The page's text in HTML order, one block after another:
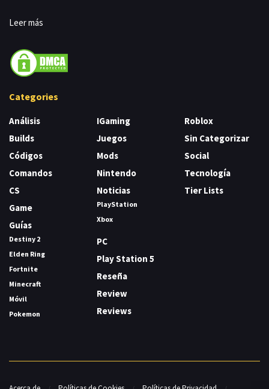
Leer más
Categories
Análisis
Builds
Códigos
Comandos
CS
Game
Guías
Destiny 2
Elden Ring
Fortnite
Minecraft
Móvil
Pokemon
IGaming
Juegos
Mods
Nintendo
Noticias
PlayStation
Xbox
PC
Play Station 5
Reseña
Review
Reviews
Roblox
Sin Categorizar
Social
Tecnología
Tier Lists